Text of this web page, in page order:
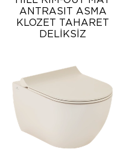
ANTRASIT ASMA
KLOZET TAHARET
DELİKSİZ